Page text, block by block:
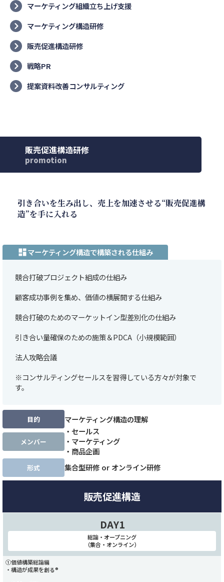
マーケティング組織立ち上げ支援
マーケティング構造研修
販売促進構造研修
戦略PR
提案資料改善コンサルティング
販売促進構造研修
promotion
引き合いを生み出し、売上を加速させる“販売促進構
造”を手に入れる
dashboardマーケティング構造で構築される仕組み
競合打破プロジェクト組成の仕組み
顧客成功事例を集め、価値の横展開する仕組み
競合打破のためのマーケットイン型差別化の仕組み
引き合い量確保のための施策＆PDCA（小規模範囲）
法人攻略会議
※コンサルティングセールスを習得している方々が対象で
す。
目的 マーケティング構造の理解
メンバー
・セールス
・マーケティング
・商品企画
形式 集合型研修 or オンライン研修
販売促進構造
DAY1
総論・オープニング
（集合・オンライン）
①価値構築総論編
・構造が成果を創る®️